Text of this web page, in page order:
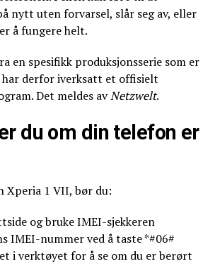
nytt uten forvarsel, slår seg av, eller
å fungere helt.
en spesifikk produksjonsserie som er
har derfor iverksatt et offisielt
Det meldes avNetzwelt.
du om din telefon er
Xperia 1 VII, bør du:
og bruke IMEI-sjekkeren
IMEI-nummer ved å taste *#06#
i verktøyet for å se om du er berørt